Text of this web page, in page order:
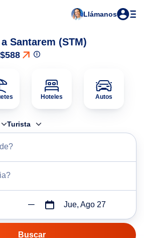
Llámanos
Santarem (STM)
$588
Hoteles Autos
Turista
Jue, Ago 27